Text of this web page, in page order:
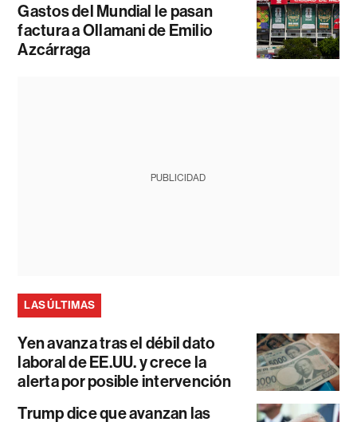
Gastos del Mundial le pasan
factura a Ollamani de Emilio
Azcárraga
PUBLICIDAD
LAS ÚLTIMAS
Yen avanza tras el débil dato
laboral de EE.UU. y crece la
alerta por posible intervención
Trump dice que avanzan las